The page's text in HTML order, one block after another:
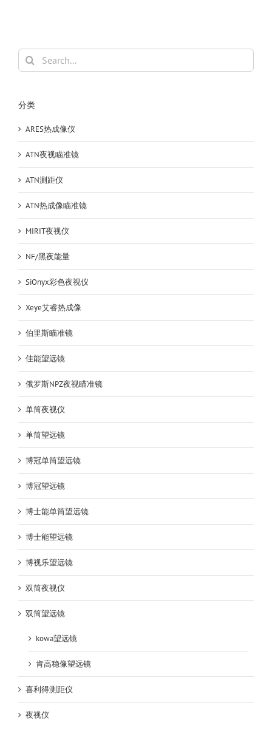
利
筒
Search
for:
分类
ARES热成像仪
ATN夜视瞄准镜
ATN测距仪
ATN热成像瞄准镜
MIRIT夜视仪
NF/黑夜能量
SiOnyx彩色夜视仪
Xeye艾睿热成像
伯里斯瞄准镜
佳能望远镜
俄罗斯NPZ夜视瞄准镜
单筒夜视仪
单筒望远镜
博冠单筒望远镜
博冠望远镜
博士能单筒望远镜
博士能望远镜
博视乐望远镜
双筒夜视仪
双筒望远镜
kowa望远镜
肯高稳像望远镜
喜利得测距仪
夜视仪